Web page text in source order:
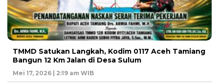
TMMD Satukan Langkah, Kodim 0117 Aceh Tamiang
Bangun 12 Km Jalan di Desa Sulum
Mei 17, 2026 | 2:19 am WIB